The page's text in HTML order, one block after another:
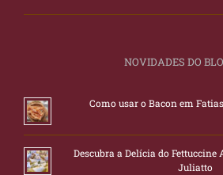
NOVIDADES DO
Como usar o Bacon em
Descubra a Delícia do Fettuccine
Juliatto